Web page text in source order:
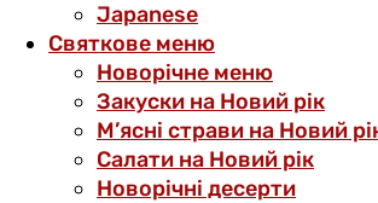
Japanese
Святкове меню
Новорічне меню
Закуски на Новий рік
М’ясні страви на Новий
Салати на Новий рік
Новорічні десерти